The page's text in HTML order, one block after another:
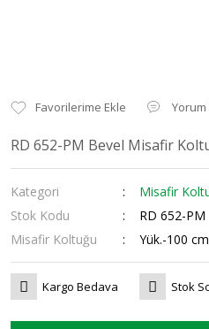
Yorum
RD 652-PM Bevel Misafir
Kategori
Misafir
Stok Kodu
RD 652-PM
Misafir Koltuğu
Yük.-100
Kargo Bedava Stok